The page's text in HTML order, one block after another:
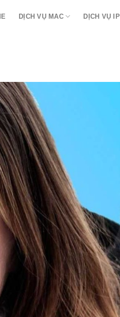
DỊCH VỤ MAC DỊCH VỤ